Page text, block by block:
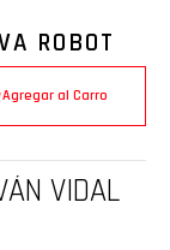
ROBOT
Agregar al Carro
VIDAL